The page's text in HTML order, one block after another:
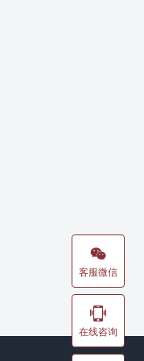

客服微信

在线咨询